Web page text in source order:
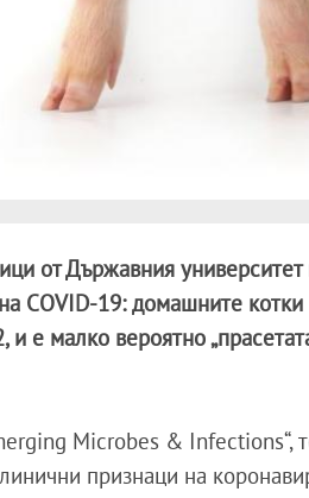
от Държавния
COVID-19: домашните
е малко вероятно
Microbes & Infections“,
признаци на